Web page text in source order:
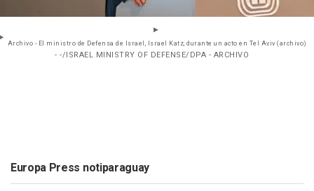
Archivo - El ministro de Defensa de Israel, Israel Katz, durante un acto en Tel Aviv (archivo)
- -/ISRAEL MINISTRY OF DEFENSE/DPA - ARCHIVO
Europa Press notiparaguay